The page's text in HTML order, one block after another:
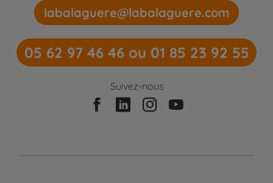
labalaguere@labalaguere.com
05 62 97 46 46 ou 01 85 23 92 55
Suivez-nous